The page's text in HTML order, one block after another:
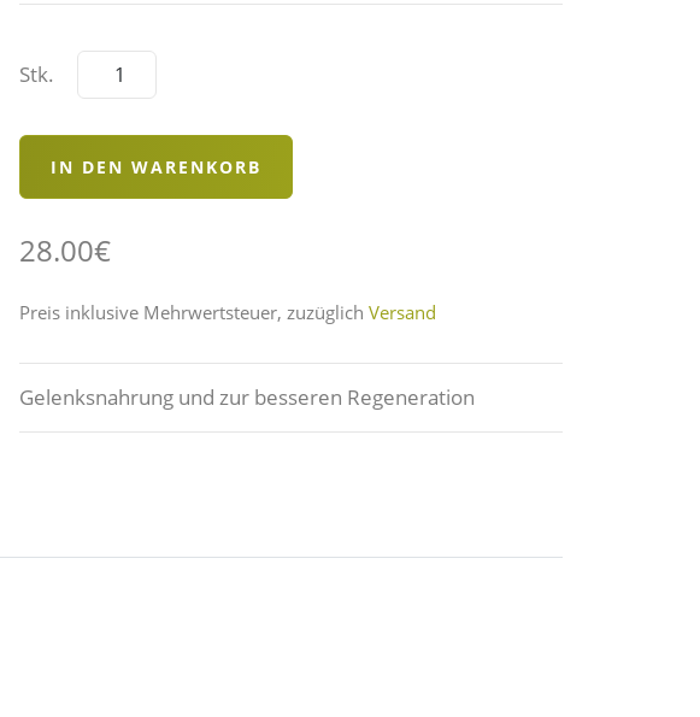
Stk.
28.00€
Preis inklusive Mehrwertsteuer, zuzüglich Versand
Gelenksnahrung und zur besseren Regeneration